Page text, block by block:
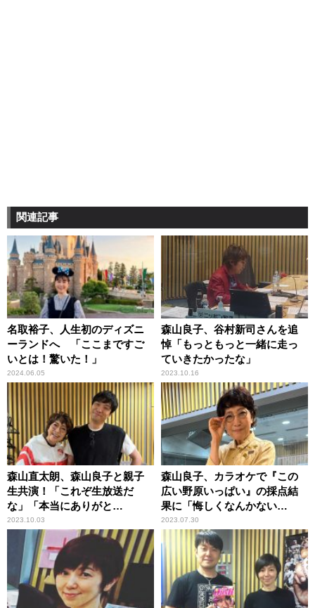
関連記事
名取裕子、人生初のディズニ
ーランドへ 「ここまですご
いとは！驚いた！」
2024.06.05
森山良子、谷村新司さんを追
悼「もっともっと一緒に走っ
ていきたかったな」
2023.10.16
森山直太朗、森山良子と親子
生共演！「これぞ生放送だ
な」「本当にありがと
う！」 弾き語りも生披露
2023.10.03
森山良子、カラオケで『この
広い野原いっぱい』の採点結
果に「悔しくなんかない
（笑）」
2023.07.30